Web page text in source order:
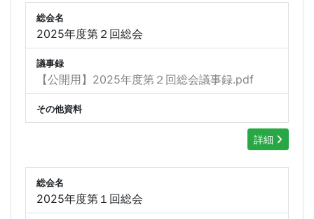
総会名
2025年度第２回総会
議事録
【公開用】2025年度第２回総会議事録.pdf
その他資料
詳細
総会名
2025年度第１回総会